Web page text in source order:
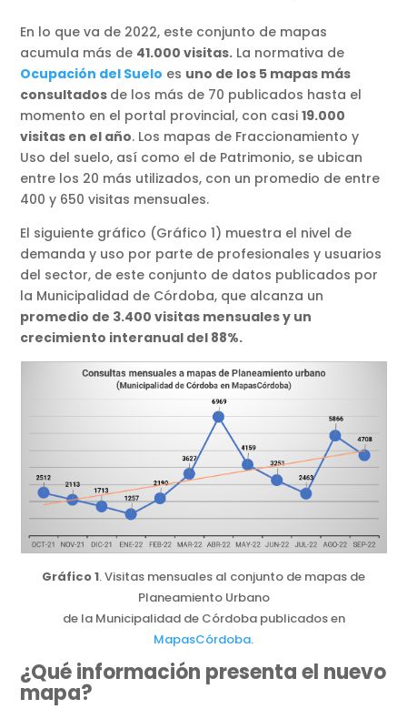
En lo que va de 2022, este conjunto de mapas
acumula más de 41.000 visitas. La normativa de
Ocupación del Suelo es uno de los 5 mapas más
consultados de los más de 70 publicados hasta el
momento en el portal provincial, con casi19.000
visitas en el año. Los mapas de Fraccionamiento y
Uso del suelo, así como el de Patrimonio, se ubican
entre los 20 más utilizados, con un promedio de entre
400 y 650 visitas mensuales.
El siguiente gráfico (Gráfico 1) muestra el nivel de
demanda y uso por parte de profesionales y usuarios
del sector, de este conjunto de datos publicados por
la Municipalidad de Córdoba, que alcanza un
promedio de 3.400 visitas mensuales y un
crecimiento interanual del 88%.
Gráfico 1. Visitas mensuales al conjunto de mapas de
Planeamiento Urbano
de la Municipalidad de Córdoba publicados en
MapasCórdoba.
¿Qué información presenta el nuevo
mapa?